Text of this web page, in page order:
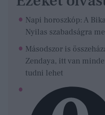
Napi horoszkóp: A
Nyilas szabadságra
Másodszor is
Zendaya, itt van
tudni lehet